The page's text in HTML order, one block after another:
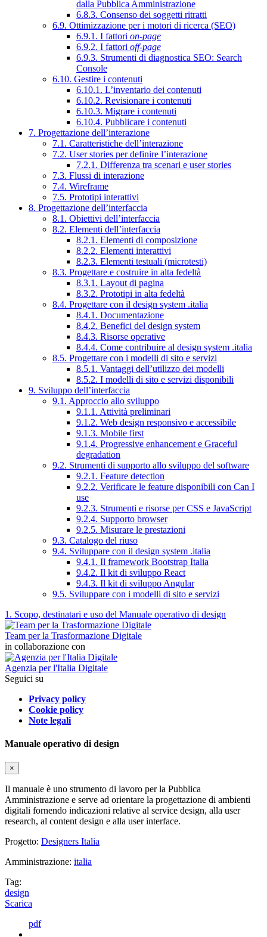
dalla Pubblica Amministrazione
6.8.3. Consenso dei soggetti ritratti
6.9. Ottimizzazione per i motori di ricerca (SEO)
6.9.1. I fattori on-page
6.9.2. I fattori off-page
6.9.3. Strumenti di diagnostica SEO: Search
Console
6.10. Gestire i contenuti
6.10.1. L’inventario dei contenuti
6.10.2. Revisionare i contenuti
6.10.3. Migrare i contenuti
6.10.4. Pubblicare i contenuti
7. Progettazione dell’interazione
7.1. Caratteristiche dell’interazione
7.2. User stories per definire l’interazione
7.2.1. Differenza tra scenari e user stories
7.3. Flussi di interazione
7.4. Wireframe
7.5. Prototipi interattivi
8. Progettazione dell’interfaccia
8.1. Obiettivi dell’interfaccia
8.2. Elementi dell’interfaccia
8.2.1. Elementi di composizione
8.2.2. Elementi interattivi
8.2.3. Elementi testuali (microtesti)
8.3. Progettare e costruire in alta fedeltà
8.3.1. Layout di pagina
8.3.2. Prototipi in alta fedeltà
8.4. Progettare con il design system .italia
8.4.1. Documentazione
8.4.2. Benefici del design system
8.4.3. Risorse operative
8.4.4. Come contribuire al design system .italia
8.5. Progettare con i modelli di sito e servizi
8.5.1. Vantaggi dell’utilizzo dei modelli
8.5.2. I modelli di sito e servizi disponibili
9. Sviluppo dell’interfaccia
9.1. Approccio allo sviluppo
9.1.1. Attività preliminari
9.1.2. Web design responsivo e accessibile
9.1.3. Mobile first
9.1.4. Progressive enhancement e Graceful
degradation
9.2. Strumenti di supporto allo sviluppo del software
9.2.1. Feature detection
9.2.2. Verificare le feature disponibili con Can I
use
9.2.3. Strumenti e risorse per CSS e JavaScript
9.2.4. Supporto browser
9.2.5. Misurare le prestazioni
9.3. Catalogo del riuso
9.4. Sviluppare con il design system .italia
9.4.1. Il framework Bootstrap Italia
9.4.2. Il kit di sviluppo React
9.4.3. Il kit di sviluppo Angular
9.5. Sviluppare con i modelli di sito e servizi
1. Scopo, destinatari e uso del Manuale operativo di design
Team per la Trasformazione Digitale
in collaborazione con
Agenzia per l'Italia Digitale
Seguici su
Privacy policy
Cookie policy
Note legali
Manuale operativo di design
×
Il manuale è uno strumento di lavoro per la Pubblica
Amministrazione e serve ad orientare la progettazione di ambienti
digitali fornendo indicazioni relative al service design, alla user
research, al content design e alla user interface.
Progetto: Designers Italia
Amministrazione: italia
Tag:
design
Scarica
pdf